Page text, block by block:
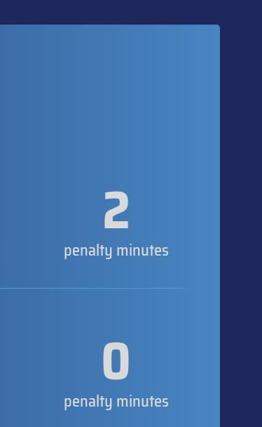
2
penalty minutes
0
penalty minutes